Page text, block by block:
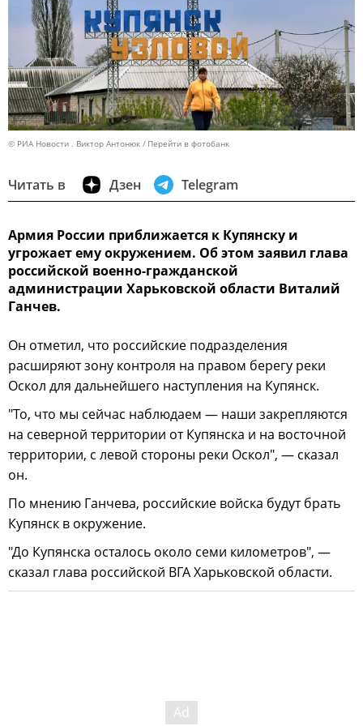
© РИА Новости . Виктор Антонюк Перейти в фотобанк
Читать в Дзен Telegram
Армия России приближается к Купянску и
угрожает ему окружением. Об этом заявил глава
российской военно-гражданской
администрации Харьковской области Виталий
Ганчев.
Он отметил, что российские подразделения
расширяют зону контроля на правом берегу реки
Оскол для дальнейшего наступления на Купянск.
"То, что мы сейчас наблюдаем — наши закрепляются
на северной территории от Купянска и на восточной
территории, с левой стороны реки Оскол", — сказал
он.
По мнению Ганчева, российские войска будут брать
Купянск в окружение.
"До Купянска осталось около семи километров", —
сказал глава российской ВГА Харьковской области.